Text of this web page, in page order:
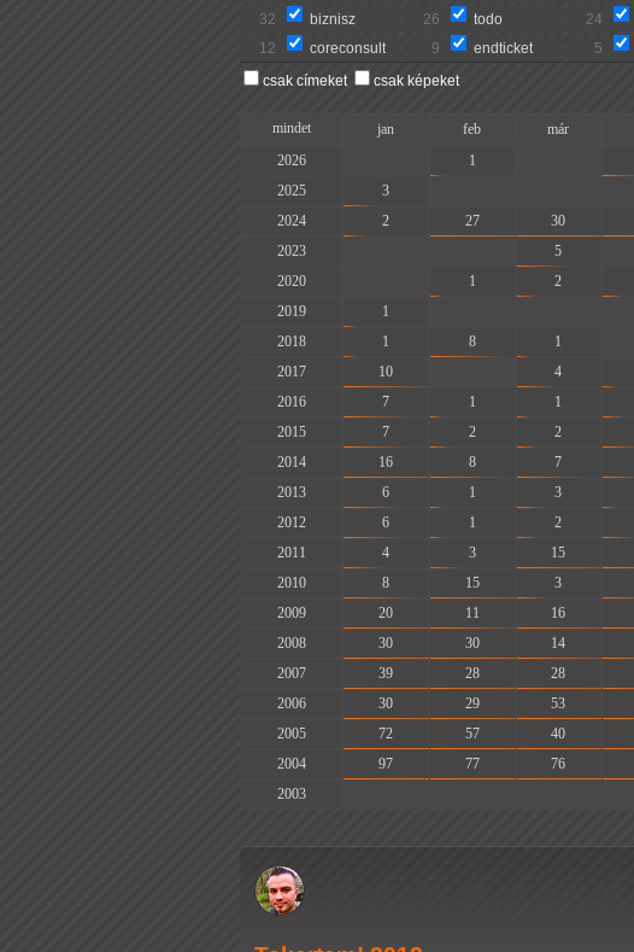
32
biznisz 26 todo 24
12
coreconsult 9 endticket 5
csak címeket
csak képeket
mindet jan feb már
2026
1
2025
3
2024
2 27 30
2023
5
2020
1 2
2019
1
2018
1 8 1
2017
10 4
2016
7 1 1
2015
7 2 2
2014
16 8 7
2013
6 1 3
2012
6 1 2
2011
4 3 15
2010
8 15 3
2009
20 11 16
2008
30 30 14
2007
39 28 28
2006
30 29 53
2005
72 57 40
2004
97 77 76
2003